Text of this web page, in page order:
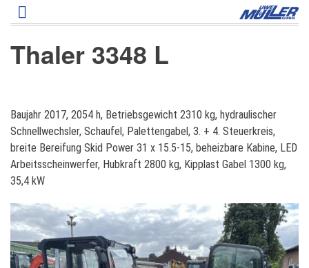
Direkt
zum
Thaler 3348 L
T
h
a
l
e
r
3
3
4
8
L
Baujahr 2017, 2054 h, Betriebsgewicht 2310 kg, hydraulischer
Schnellwechsler, Schaufel, Palettengabel, 3. + 4. Steuerkreis,
breite Bereifung Skid Power 31 x 15.5-15, beheizbare Kabine, LED
Arbeitsscheinwerfer, Hubkraft 2800 kg, Kipplast Gabel 1300 kg,
35,4 kW